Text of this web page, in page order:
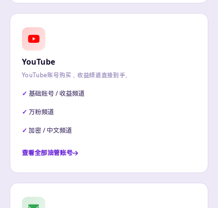
YouTube
YouTube账号购买，收益频道直接到手。
基础账号 / 收益频道
万粉频道
加密 / 中文频道
查看全部油管账号